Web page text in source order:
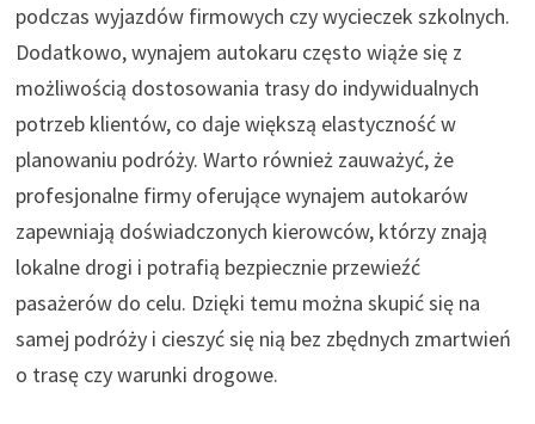
podczas wyjazdów firmowych czy wycieczek szkolnych.
Dodatkowo, wynajem autokaru często wiąże się z
możliwością dostosowania trasy do indywidualnych
potrzeb klientów, co daje większą elastyczność w
planowaniu podróży. Warto również zauważyć, że
profesjonalne firmy oferujące wynajem autokarów
zapewniają doświadczonych kierowców, którzy znają
lokalne drogi i potrafią bezpiecznie przewieźć
pasażerów do celu. Dzięki temu można skupić się na
samej podróży i cieszyć się nią bez zbędnych zmartwień
o trasę czy warunki drogowe.